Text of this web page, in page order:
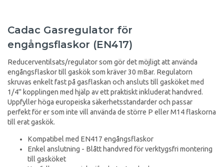
Cadac Gasregulator för
engångsflaskor (EN417)
Reducerventilsats/regulator som gör det möjligt att använda
engångsflaskor till gaskök som kräver 30 mBar. Regulatorn
skruvas enkelt fast på gasflaskan och ansluts till gasköket med
1/4" kopplingen med hjälp av ett praktiskt inkluderat handvred.
Uppfyller höga europeiska säkerhetsstandarder och passar
perfekt för er som inte vill använda de större P eller M14 flaskorna
till erat gaskök.
Kompatibel med EN417 engångsflaskor
Enkel anslutning - Blått handvred för verktygsfri montering
till gasköket